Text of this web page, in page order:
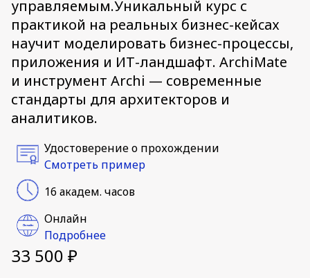
управляемым.Уникальный курс с
практикой на реальных бизнес-кейcах
научит моделировать бизнес-процессы,
приложения и ИТ-ландшафт. ArchiMate
и инструмент Archi — современные
стандарты для архитекторов и
аналитиков.
Удостоверение о прохождении
Смотреть пример
16 академ. часов
Онлайн
Подробнее
33 500 ₽